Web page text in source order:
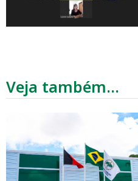
Veja também...